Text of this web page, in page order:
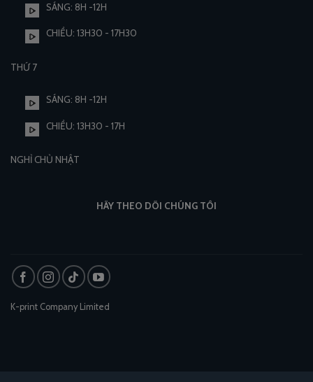
SÁNG: 8H -12H
CHIỀU: 13H30 - 17H30
THỨ 7
SÁNG: 8H -12H
CHIỀU: 13H30 - 17H
NGHỈ CHỦ NHẬT
HÃY THEO DÕI CHÚNG TÔI
K-print Company Limited